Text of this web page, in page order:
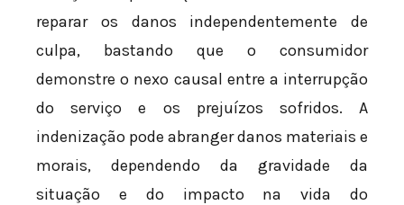
reparar os danos independentemente de
culpa, bastando que o consumidor
demonstre o nexo causal entre a interrupção
do serviço e os prejuízos sofridos. A
indenização pode abranger danos materiais e
morais, dependendo da gravidade da
situação e do impacto na vida do